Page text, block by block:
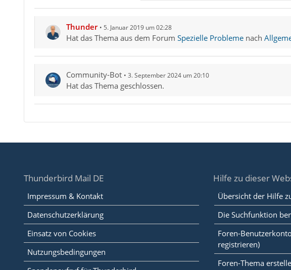
Thunder 5. Januar 2019 um 02:28
Hat das Thema aus dem Forum Spezielle Problemenach
Community-Bot 3. September 2024 um 20:10
Hat das Thema geschlossen.
Thunderbird Mail DE
Impressum & Kontakt
Datenschutzerklärung
Einsatz von Cookies
Nutzungsbedingungen
Hilfe zu dieser
Übersicht der Hilfe
Die Suchfunktion
Foren-
registrieren)
Foren-Thema